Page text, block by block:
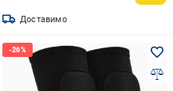
Доставимо